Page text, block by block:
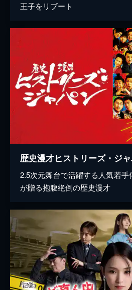
王子をリブート
歴史漫才ヒストリーズ・ジ
2.5次元舞台で活躍する人気若手
が贈る抱腹絶倒の歴史漫才